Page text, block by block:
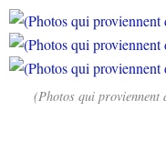
(Photos qui